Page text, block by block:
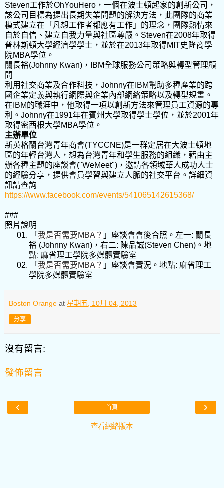
Steven工作於OhYouHero ，一個在波士頓起家的創新公司，
該公司目標為提出長期失業問題的解決方法，此團隊的商業
模式建立在「凡想工作者都應有工作」的理念，團隊熱情來
自於自信、建立自我力量與社區尊嚴。 Steven在2008年取得
普林斯頓大學經濟學學士，並於在2013年取得MIT史隆商學
院MBA學位。
關長裕(Johnny Kwan) ， IBM全球服務公司策略與轉型管理顧
問
利用社交商業及合作科技， Johnny在 IBM幫助多種產業的跨
國企業定義與執行網際與企業內部網絡策略以及轉型規畫。
在 IBM的職涯中，他取得一項以創新方法來管理員工資源的專
利。 Johnny在1991年在賓州大學取得學士學位，並於2001年
取得密西根大學MBA學位。
主辦單位
新英格蘭台灣青年商會(TYCCNE)是一群定居在大波士頓地
區的年輕台灣人，想為台灣青年和學生服務的組織，藉由主
辦各種主題的座談會("WeMeet") ，邀請各領域華人成功人士
的經驗分享，提供會員學習與建立人脈的社交平台。詳細資
訊請查詢
https://www.facebook.com/events/541065142615368/
###
照片說明
01.
「 我是否需要MBA ？ 」座談會會後合照。左一: 關長
裕 (Johnny Kwan) ，右二: 陳品誠(Steven Chen) 。地
點: 麻省理工學院多媒體實驗室
02.
「 我是否需要MBA ？ 」座談會實況。地點: 麻省理工
學院多媒體實驗室
Boston Orange at 星期五, 10月 04, 2013
分享
沒有留言:
發佈留言
‹ ›
首頁
查看網絡版本